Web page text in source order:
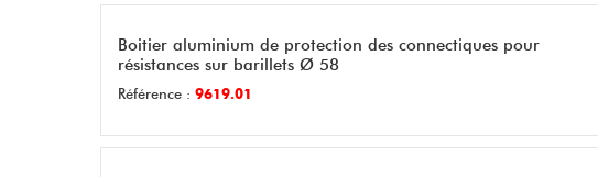
Boitier aluminium de protection des connectiques pour
résistances sur barillets Ø 58
Référence : 9619.01